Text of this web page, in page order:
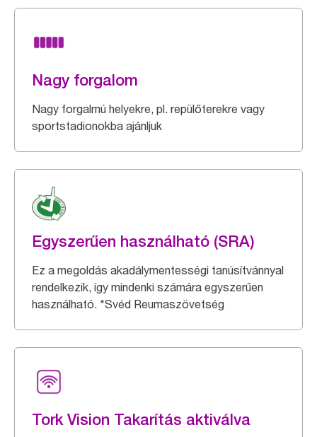
Nagy forgalom
Nagy forgalmú helyekre, pl. repülőterekre vagy
sportstadionokba ajánljuk
Egyszerűen használható (SRA)
Ez a megoldás akadálymentességi tanúsítvánnyal
rendelkezik, így mindenki számára egyszerűen
használható. *Svéd Reumaszövetség
Tork Vision Takarítás aktiválva